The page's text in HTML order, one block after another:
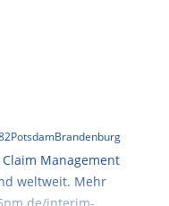
PotsdamBrandenburg
Management
weltweit. Mehr